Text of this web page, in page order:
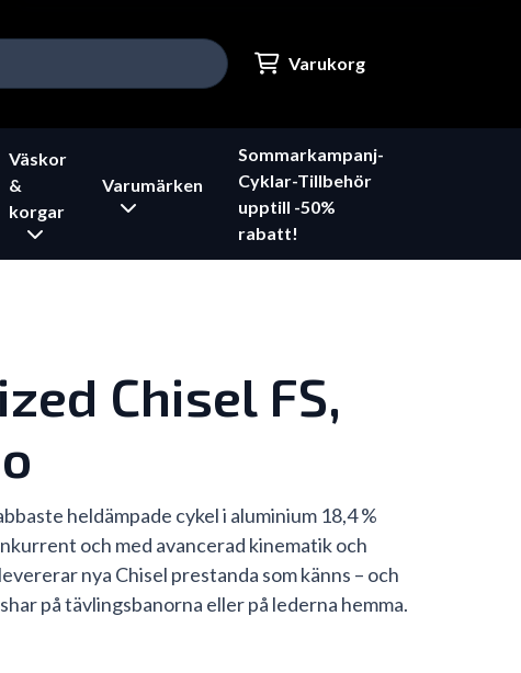
Varukorg
Väskor
&
korgar
Varumärken
Sommarkampanj-
Cyklar-Tillbehör
upptill -50%
rabatt!
Chisel FS,
heldämpade cykel i aluminium 18,4 %
och med avancerad kinematik och
nya Chisel prestanda som känns – och
på tävlingsbanorna eller på lederna hemma.